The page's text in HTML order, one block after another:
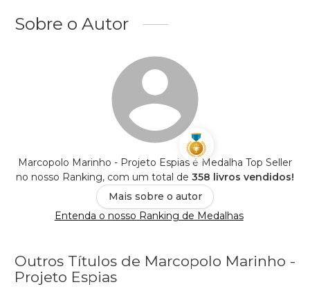
Sobre o Autor
Marcopolo Marinho - Projeto Espias é Medalha Top Seller
no nosso Ranking, com um total de 358 livros vendidos!
Mais sobre o autor
Entenda o nosso Ranking de Medalhas
Outros Títulos de Marcopolo Marinho -
Projeto Espias